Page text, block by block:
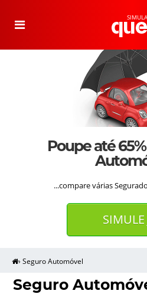
T
o
l
Poupe até
...compare várias
SIMULE
› Seguro Automóvel
Seguro